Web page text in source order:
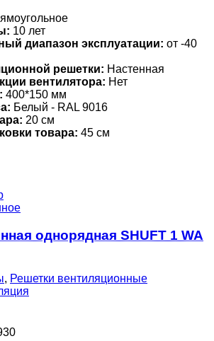
10 лет
диапазон эксплуатации: от -40
решетки: Настенная
вентилятора: Нет
400*150 мм
Белый - RAL 9016
20 см
товара: 45 см
однорядная SHUFT 1 WA
, Решетки вентиляционные